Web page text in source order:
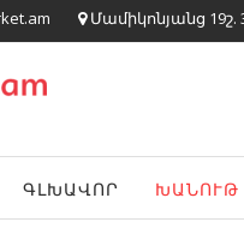
Մամիկոնյանց 19շ.
ԳԼԽԱՎՈՐ ԽԱՆՈՒԹ